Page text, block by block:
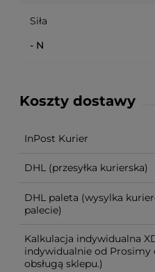
Siła
- N
Koszty dostawy
Ze względu na
Możliwy również odbiór
InPost Kurier
DHL (przesyłka kurierska)
DHL paleta (wysylka
palecie)
Kalkulacja indywidualna
indywidualnie od Prosimy
obsługą sklepu.)